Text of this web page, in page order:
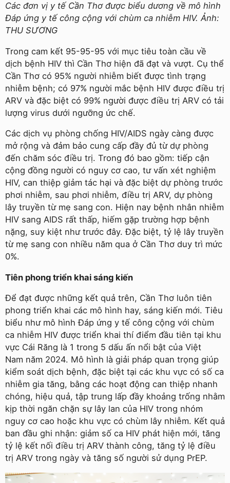
Các đơn vị y tế Cần Thơ được biểu dương về mô hình
Đáp ứng y tế công cộng với chùm ca nhiễm HIV. Ảnh:
THU SƯƠNG
Trong cam kết 95-95-95 với mục tiêu toàn cầu về
dịch bệnh HIV thì Cần Thơ hiện đã đạt và vượt. Cụ thể
Cần Thơ có 95% người nhiễm biết được tình trạng
nhiễm bệnh; có 97% người mắc bệnh HIV được điều trị
ARV và đặc biệt có 99% người được điều trị ARV có tải
lượng virus dưới ngưỡng ức chế.
Các dịch vụ phòng chống HIV/AIDS ngày càng được
mở rộng và đảm bảo cung cấp đầy đủ từ dự phòng
đến chăm sóc điều trị. Trong đó bao gồm: tiếp cận
cộng đồng người có nguy cơ cao, tư vấn xét nghiệm
HIV, can thiệp giảm tác hại và đặc biệt dự phòng trước
phơi nhiễm, sau phơi nhiễm, điều trị ARV, dự phòng
lây truyền từ mẹ sang con. Hiện nay bệnh nhân nhiễm
HIV sang AIDS rất thấp, hiếm gặp trường hợp bệnh
nặng, suy kiệt như trước đây. Đặc biệt, tỷ lệ lây truyền
từ mẹ sang con nhiều năm qua ở Cần Thơ duy trì mức
0%.
Tiên phong triển khai sáng kiến
Để đạt được những kết quả trên, Cần Thơ luôn tiên
phong triển khai các mô hình hay, sáng kiến mới. Tiêu
biểu như mô hình Đáp ứng y tế công cộng với chùm
ca nhiễm HIV được triển khai thí điểm đầu tiên tại khu
vực Cái Răng là 1 trong 5 dấu ấn nổi bật của Việt
Nam năm 2024. Mô hình là giải pháp quan trọng giúp
kiểm soát dịch bệnh, đặc biệt tại các khu vực có số ca
nhiễm gia tăng, bằng các hoạt động can thiệp nhanh
chóng, hiệu quả, tập trung lấp đầy khoảng trống nhằm
kịp thời ngăn chặn sự lây lan của HIV trong nhóm
nguy cơ cao hoặc khu vực có chùm lây nhiễm. Kết quả
ban đầu ghi nhận: giảm số ca HIV phát hiện mới, tăng
tỷ lệ kết nối điều trị ARV thành công, tăng tỷ lệ điều
trị ARV trong ngày và tăng số người sử dụng PrEP.